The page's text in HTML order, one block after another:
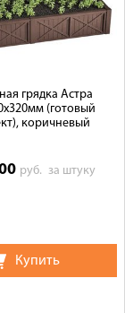
грядка Астра
(готовый
коричневый
руб. за штуку
Купить